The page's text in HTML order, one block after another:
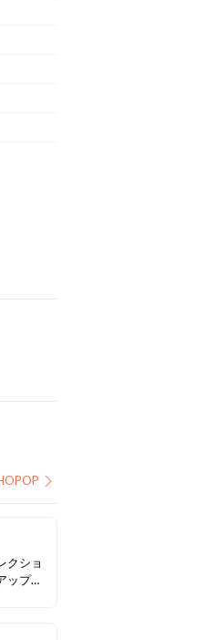
クショ
ップデ